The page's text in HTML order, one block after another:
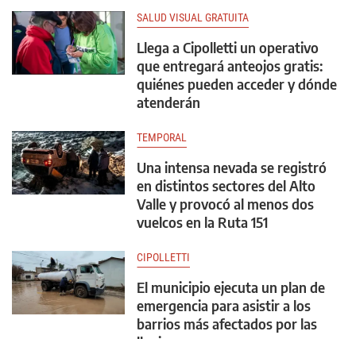
SALUD VISUAL GRATUITA
Llega a Cipolletti un operativo
que entregará anteojos gratis:
quiénes pueden acceder y dónde
atenderán
TEMPORAL
Una intensa nevada se registró
en distintos sectores del Alto
Valle y provocó al menos dos
vuelcos en la Ruta 151
CIPOLLETTI
El municipio ejecuta un plan de
emergencia para asistir a los
barrios más afectados por las